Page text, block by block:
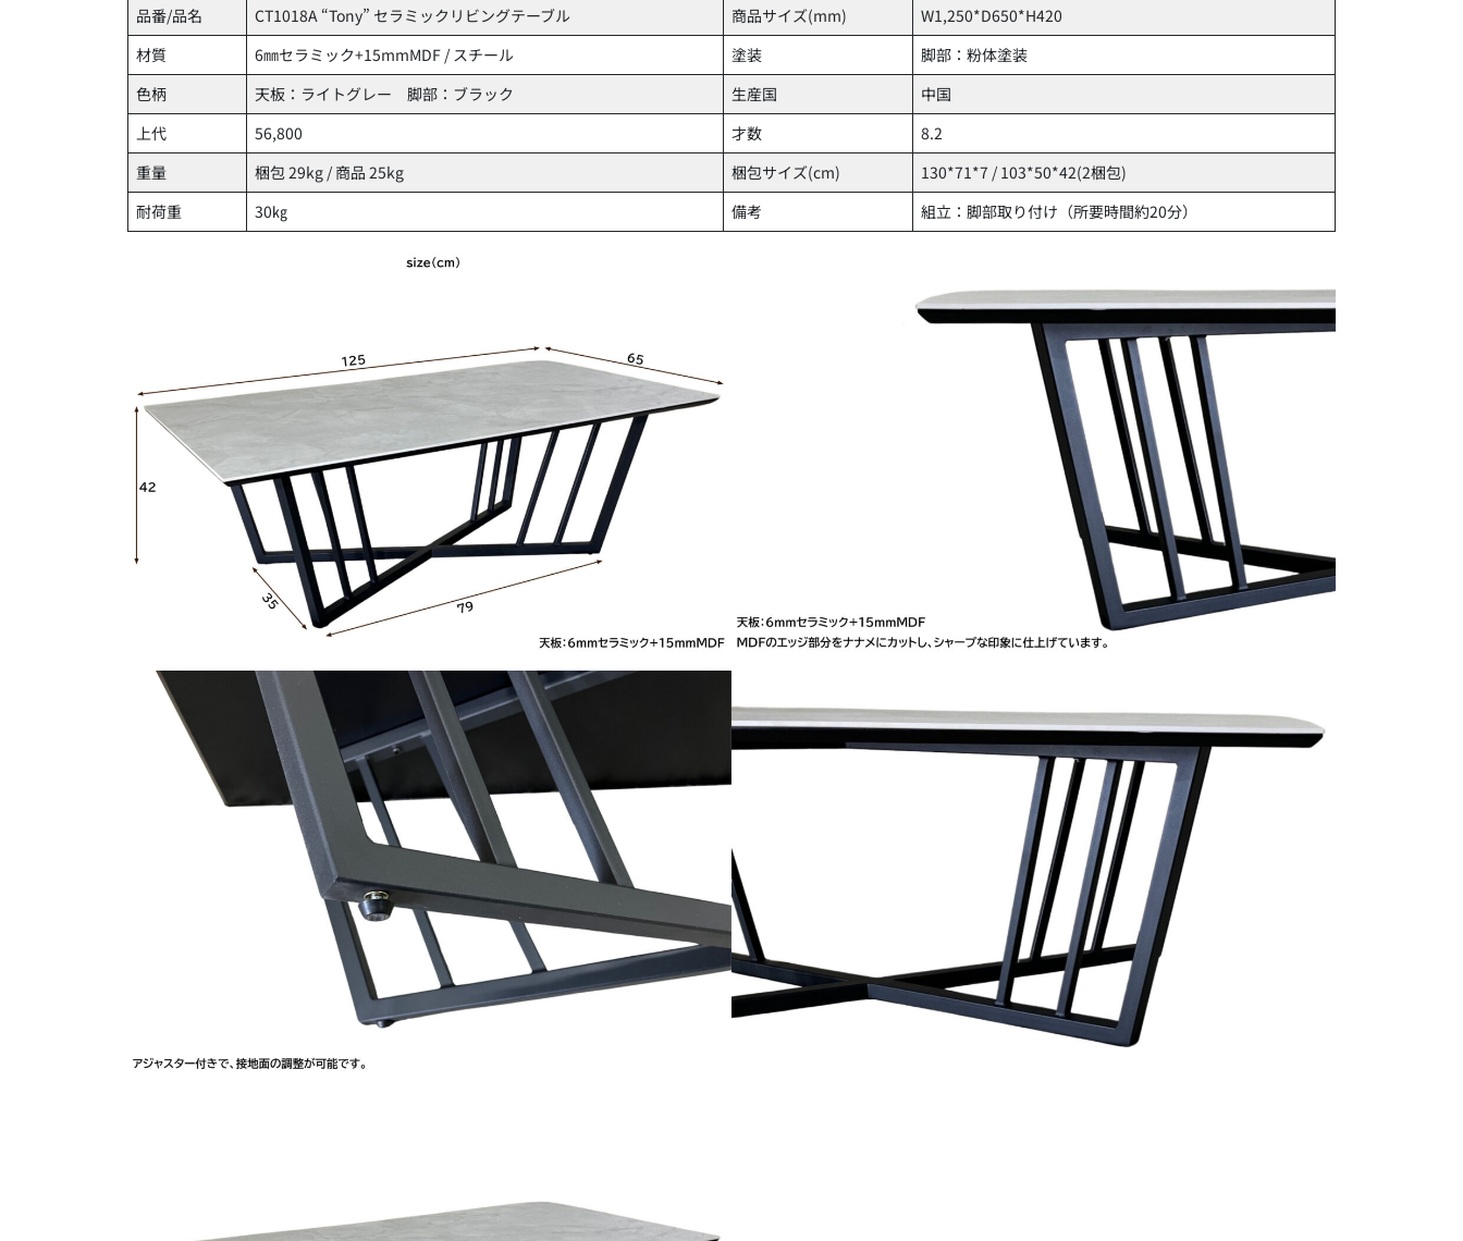
品番/品名 CT1018A “Tony” セラミックリビングテーブル 商品サイズ(mm)
W1,250*D650*H420
材質
6㎜セラミック+15mmMDF / スチール 塗装
脚部：粉体塗装
色柄
天板：ライトグレー 脚部：ブラック 生産国
中国
上代
56,800 才数
8.2
重量
梱包 29kg / 商品 25kg 梱包サイズ(cm)
130*71*7 / 103*50*42(2梱包)
耐荷重
30㎏ 備考 組立：脚部取り付け（所要時間約20分）